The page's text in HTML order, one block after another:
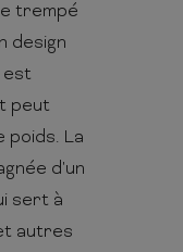
trempé
design
est
peut
poids. La
d'un
sert à
autres